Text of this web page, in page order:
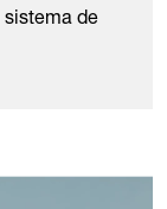
sistema de